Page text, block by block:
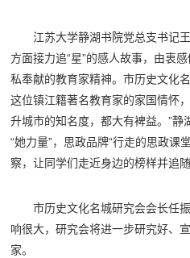
江苏大学静湖书院党总支书记
方面接力追“星”的感人故事，由衷
私奉献的教育家精神。市历史文化
这位镇江籍著名教育家的家国情怀
升城市的知名度，都大有裨益。”静
“她力量”，思政品牌“行走的思政课
察，让同学们走近身边的榜样并追随
市历史文化名城研究会会长任
响很大，研究会将进一步研究好、
家。